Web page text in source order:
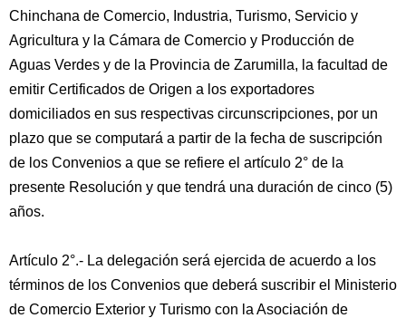
Chinchana de Comercio, Industria, Turismo, Servicio y
Agricultura y la Cámara de Comercio y Producción de
Aguas Verdes y de la Provincia de Zarumilla, la facultad de
emitir Certificados de Origen a los exportadores
domiciliados en sus respectivas circunscripciones, por un
plazo que se computará a partir de la fecha de suscripción
de los Convenios a que se refiere el artículo 2° de la
presente Resolución y que tendrá una duración de cinco (5)
años.
Artículo 2°.- La delegación será ejercida de acuerdo a los
términos de los Convenios que deberá suscribir el Ministerio
de Comercio Exterior y Turismo con la Asociación de